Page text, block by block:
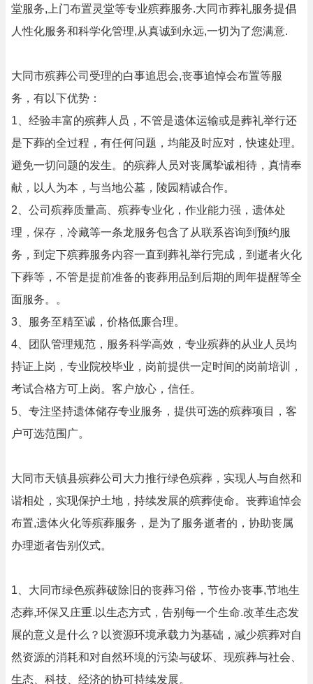
堂服务,上门布置灵堂等专业殡葬服务.大同市葬礼服务提倡
人性化服务和科学化管理,从真诚到永远,一切为了您满意.
大同市殡葬公司受理的白事追思会,丧事追悼会布置等服
务，有以下优势：
1、经验丰富的殡葬人员，不管是遗体运输或是葬礼举行还
是下葬的全过程，有任何问题，均能及时应对，快速处理。
避免一切问题的发生。的殡葬人员对丧属挚诚相待，真情奉
献，以人为本，与当地公墓，陵园精诚合作。
2、公司殡葬质量高、殡葬专业化，作业能力强，遗体处
理，保存，冷藏等一条龙服务包含了从联系咨询到预约服
务，到定下殡葬服务内容一直到葬礼举行完成，到逝者火化
下葬等，不管是提前准备的丧葬用品到后期的周年提醒等全
面服务。。
3、服务至精至诚，价格低廉合理。
4、团队管理规范，服务科学高效，专业殡葬的从业人员均
持证上岗，专业院校毕业，岗前提供一定时间的岗前培训，
考试合格方可上岗。客户放心，信任。
5、专注坚持遗体储存专业服务，提供可选的殡葬项目，客
户可选范围广。
大同市天镇县殡葬公司大力推行绿色殡葬，实现人与自然和
谐相处，实现保护土地，持续发展的殡葬使命。丧葬追悼会
布置,遗体火化等殡葬服务，是为了服务逝者的，协助丧属
办理逝者告别仪式。
1、大同市绿色殡葬破除旧的丧葬习俗，节俭办丧事,节地生
态葬,环保又庄重.以生态方式，告别每一个生命.改革生态发
展的意义是什么？以资源环境承载力为基础，减少殡葬对自
然资源的消耗和对自然环境的污染与破坏、现殡葬与社会、
生态、科技、经济的协可持续发展。